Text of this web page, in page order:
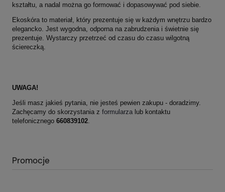
kształtu, a nadal można go formować i dopasowywać pod siebie.
Ekoskóra to materiał, który prezentuje się w każdym wnętrzu bardzo
elegancko. Jest wygodna, odporna na zabrudzenia i świetnie się
prezentuje. Wystarczy przetrzeć od czasu do czasu wilgotną
ściereczką.
UWAGA!
Jeśli masz jakieś pytania, nie jesteś pewien zakupu - doradzimy.
Zachęcamy do skorzystania z formularza lub kontaktu
telefonicznego 660839102
Promocje